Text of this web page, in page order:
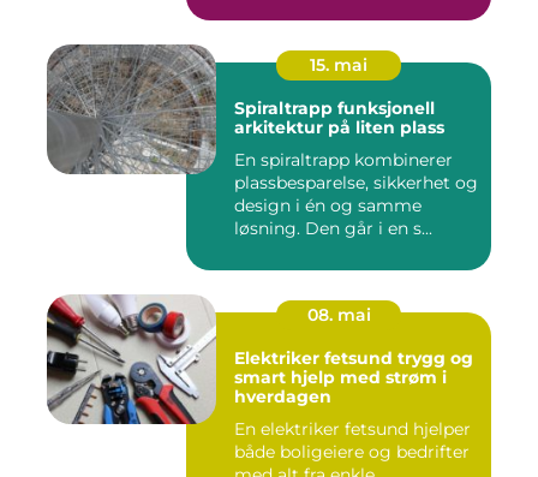
15. mai
Spiraltrapp funksjonell
arkitektur på liten plass
En spiraltrapp kombinerer
plassbesparelse, sikkerhet og
design i én og samme
løsning. Den går i en s...
08. mai
Elektriker fetsund trygg og
smart hjelp med strøm i
hverdagen
En elektriker fetsund hjelper
både boligeiere og bedrifter